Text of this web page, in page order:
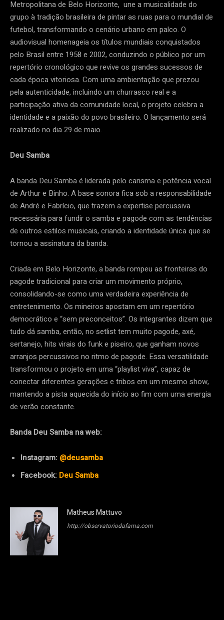
Metropolitana de Belo Horizonte, une a musicalidade do
grupo à tradição brasileira de pintar as ruas para o mundial de
futebol, transformando o cenário urbano em palco. O
audiovisual homenageia os títulos mundiais conquistados
pelo Brasil entre 1958 e 2002, conduzindo o público por um
repertório cronológico que revive os grandes sucessos de
cada época vitoriosa. Com uma ambientação que prezou
pela autenticidade, incluindo um churrasco real e a
participação ativa da comunidade local, o projeto celebra a
identidade e a paixão do povo brasileiro. O lançamento será
realizado no dia 29 de maio.
Deu Samba
A banda Deu Samba é liderada pelo carisma e potência vocal
de Arthur e Binho. A base sonora fica sob a responsabilidade
de André e Fabrício, que trazem a expertise percussiva
necessária para fundir o samba e pagode com as tendências
de outros estilos musicais, criando a identidade única que se
tornou a assinatura da banda.
Criada em Belo Horizonte, a banda rompeu as fronteiras do
pagode tradicional para criar um movimento próprio,
consolidando-se como uma verdadeira experiência de
entretenimento. Os mineiros apostam em um repertório
democrático e “sem preconceitos”. Os integrantes dizem que
tudo dá samba, então, no setlist tem muito pagode, axé,
sertanejo, hits virais do funk e piseiro, que ganham novos
arranjos percussivos no ritmo de pagode. Essa versatilidade
transformou o projeto em uma “playlist viva”, capaz de
conectar diferentes gerações e tribos em um mesmo show,
mantendo a pista aquecida do início ao fim com uma energia
de verão constante.
Banda Deu Samba na web:
Instagram: @deusamba
Facebook: Deu Samba
Matheus Mattuvo
http://observatoriodafama.com